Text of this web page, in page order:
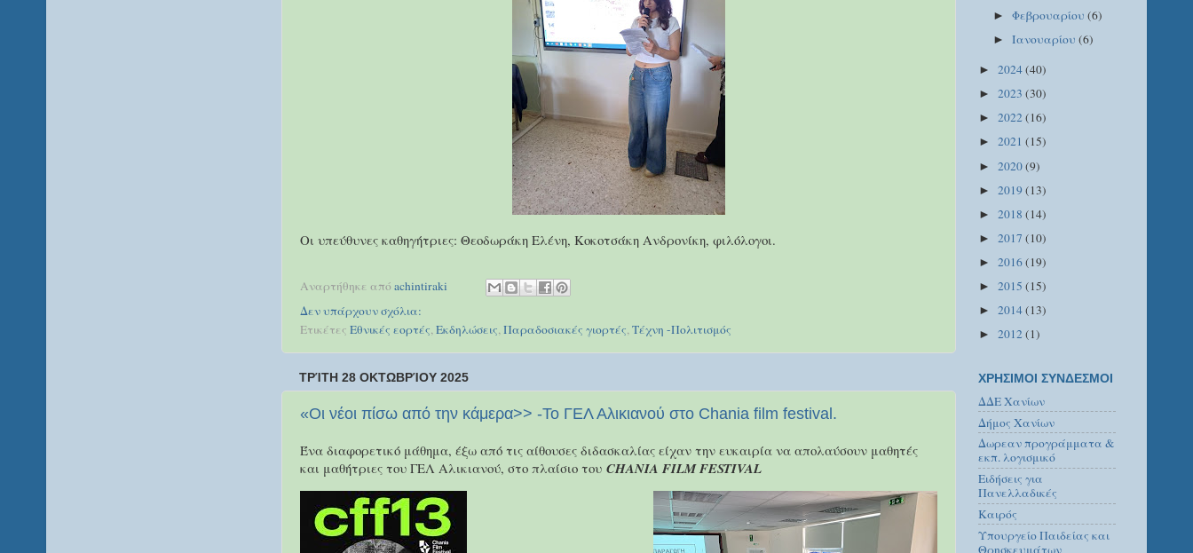
Οι υπεύθυνες καθηγήτριες: Θεοδωράκη Ελένη, Κοκοτσάκη Ανδρονίκη, φιλόλογοι.
Αναρτήθηκε από achintiraki
Δεν υπάρχουν σχόλια:
Ετικέτες Εθνικές εορτές,Εκδηλώσεις,Παραδοσιακές γιορτές,Τέχνη -Πολιτισμός
ΤΡΊΤΗ 28 ΟΚΤΩΒΡΊΟΥ 2025
«Οι νέοι πίσω από την κάμερα>> -Το ΓΕΛ Αλικιανού στο Chania film festival.
Ένα διαφορετικό μάθημα, έξω από τις αίθουσες διδασκαλίας είχαν την ευκαιρία να απολαύσουν μαθητές
και μαθήτριες του ΓΕΛ Αλικιανού, στο πλαίσιο του CHANIA FILM FESTIVAL
►Φεβρουαρίου(6)
►Ιανουαρίου(6)
► 2024(40)
► 2023 (30)
► 2022(16)
► 2021 (15)
► 2020(9)
► 2019 (13)
► 2018 (14)
► 2017 (10)
► 2016(19)
► 2015 (15)
► 2014(13)
► 2012(1)
ΧΡΗΣΙΜΟΙ ΣΥΝΔΕΣΜΟΙ
ΔΔΕ Χανίων
Δήμος Χανίων
Δωρεαν προγράμματα &
εκπ. λογισμικό
Ειδήσεις για
Πανελλαδικές
Καιρός
Υπουργείο Παιδείας και
Θρησκευμάτων